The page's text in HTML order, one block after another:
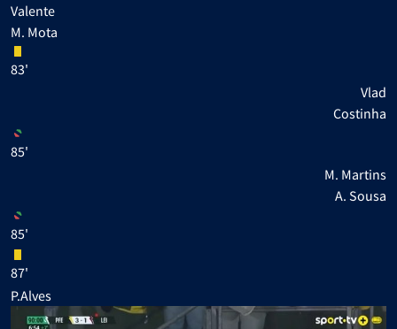
Valente
M. Mota
83'
Vlad
Costinha
85'
M. Martins
A. Sousa
85'
87'
P.Alves